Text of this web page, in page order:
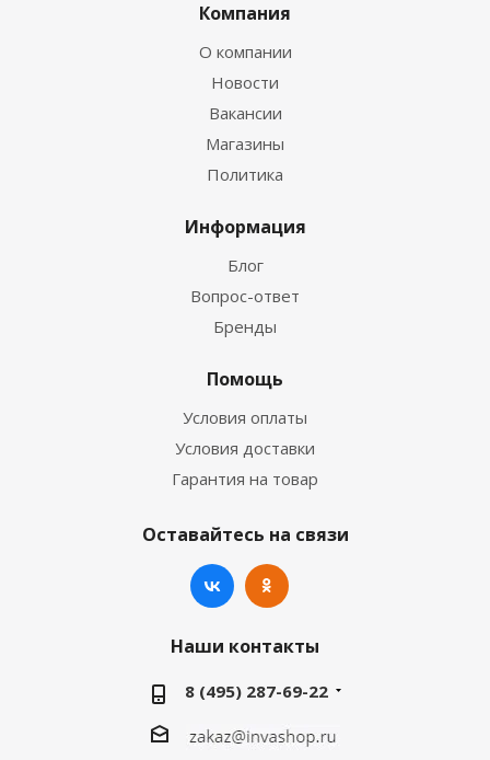
Компания
О компании
Новости
Вакансии
Магазины
Политика
Информация
Блог
Вопрос-ответ
Бренды
Помощь
Условия оплаты
Условия доставки
Гарантия на товар
Оставайтесь на связи
Наши контакты
8 (495) 287-69-22